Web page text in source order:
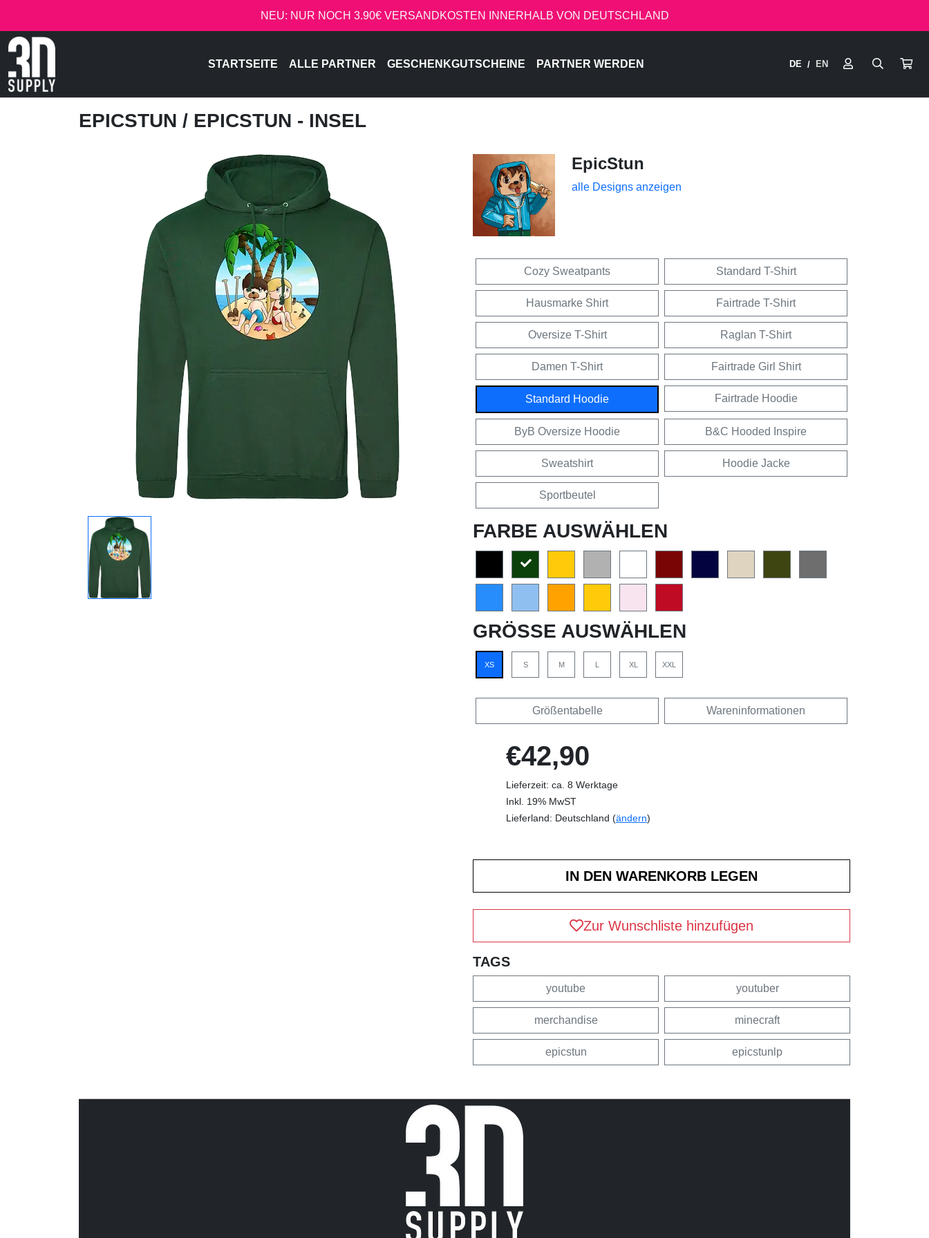
NEU: NUR NOCH 3.90€ VERSANDKOSTEN INNERHALB VON DEUTSCHLAND
STARTSEITE ALLE PARTNER GESCHENKGUTSCHEINE PARTNER WERDEN DE / EN
EPICSTUN / EPICSTUN - INSEL
EpicStun
alle Designs anzeigen
Cozy Sweatpants Standard T-Shirt
Hausmarke Shirt Fairtrade T-Shirt
Oversize T-Shirt Raglan T-Shirt
Damen T-Shirt Fairtrade Girl Shirt
Standard Hoodie Fairtrade Hoodie
ByB Oversize Hoodie B&C Hooded Inspire
Sweatshirt Hoodie Jacke
Sportbeutel
FARBE AUSWÄHLEN
GRÖSSE AUSWÄHLEN
XS S M L XL XXL
Größentabelle Wareninformationen
€42,90
Lieferzeit: ca. 8 Werktage
Inkl. 19% MwST
Lieferland: Deutschland (ändern)
Zur Wunschliste hinzufügen
TAGS
youtube youtuber
merchandise minecraft
epicstun epicstunlp